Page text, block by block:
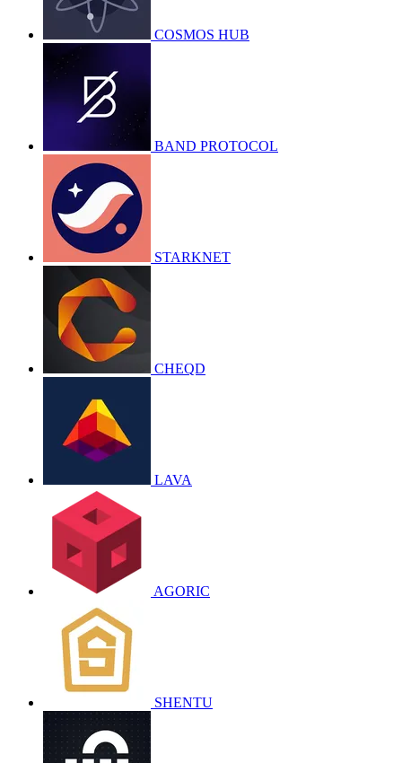
COSMOS HUB
BAND PROTOCOL
STARKNET
CHEQD
LAVA
AGORIC
SHENTU